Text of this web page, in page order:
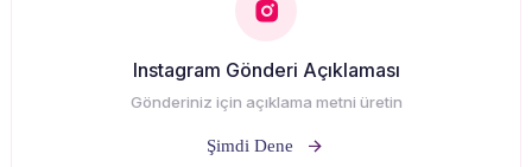
Instagram Gönderi Açıklaması
Gönderiniz için açıklama metni üretin
Şimdi Dene